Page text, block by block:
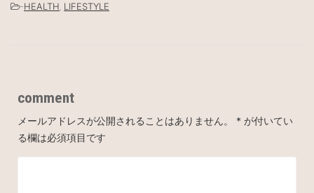
-HEALTH, LIFESTYLE
comment
メールアドレスが公開されることはありません。 * が付いてい
る欄は必須項目です